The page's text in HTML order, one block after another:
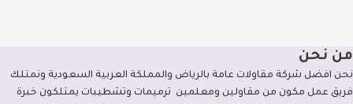
من نحن
نحن افضل شركة مقاولات عامة بالرياض والمملكة العربية السعودية ونمتلك
فريق عمل مكون من مقاولين ومعلمين ترميمات وتشطيبات يمتلكون خبرة